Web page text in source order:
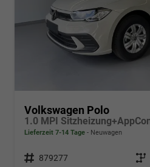
Volkswagen Polo
Lieferzeit 7-14 Tage Neuwagen
Fahrzeugnr. 879277 Getriebe